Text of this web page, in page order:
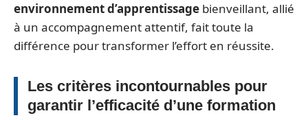
environnement d’apprentissage bienveillant, allié
à un accompagnement attentif, fait toute la
différence pour transformer l’effort en réussite.
Les critères incontournables pour
garantir l’efficacité d’une formation